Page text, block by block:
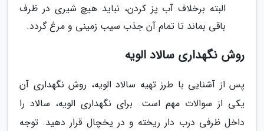
البته برخلاف آب پز کردن، نباید هیچ شیری در ظرف
باقی بماند تا تمام آن جذب سیب زمینی و مرغ گردد.
روش نگهداری سالاد الویه
پس از آشنایی با طرز تهیه سالاد الویه، روش نگهداری آن
یکی از سوالات مهم است. برای نگهداری الویه، سالاد را
داخل ظرفی درب دار ریخته و در یخچال قرار دهید. توجه